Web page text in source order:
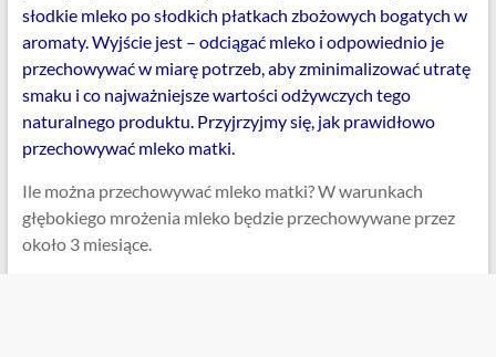
słodkie mleko po słodkich płatkach zbożowych bogatych w
aromaty. Wyjście jest – odciągać mleko i odpowiednio je
przechowywać w miarę potrzeb, aby zminimalizować utratę
smaku i co najważniejsze wartości odżywczych tego
naturalnego produktu. Przyjrzyjmy się, jak prawidłowo
przechowywać mleko matki.
Ile można przechowywać mleko matki? W warunkach
głębokiego mrożenia mleko będzie przechowywane przez
około 3 miesiące.